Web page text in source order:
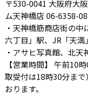
〒530-0041 大阪府大
ム天神橋店 06-6358-
・天神橋筋商店街の
六丁目」駅、JR「天
・アサヒ写真館、北
【営業時間】 午前10
取受付は18時30分ま
おります。